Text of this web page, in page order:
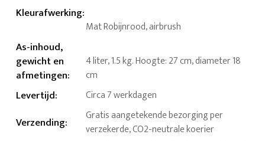
Kleurafwerking:
Mat Robijnrood, airbrush
As-inhoud,
gewicht en
afmetingen:
4 liter, 1.5 kg. Hoogte: 27 cm, diameter 18
cm
Levertijd: Circa 7 werkdagen
Verzending:
Gratis aangetekende bezorging per
verzekerde, CO2-neutrale koerier